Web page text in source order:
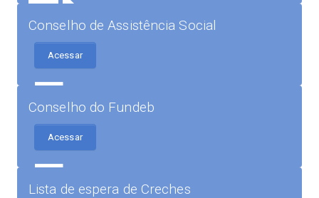
Conselho de Assistência Social
Acessar
Conselho do Fundeb
Acessar
Lista de espera de Creches